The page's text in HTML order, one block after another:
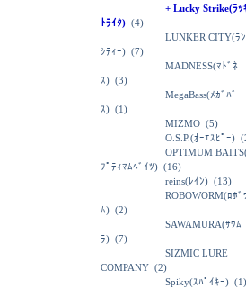
+ Lucky Strike(ﾗｯ
ﾄﾗｲｸ) (4)
LUNKER CITY(ﾗ
ｼﾃｨｰ) (7)
MADNESS(ﾏﾄﾞﾈ
ｽ) (3)
MegaBass(ﾒｶﾞﾊﾞ
ｽ) (1)
MIZMO (5)
O.S.P.(ｵｰｴｽﾋﾟｰ)
OPTIMUM
ﾌﾟﾃｨﾏﾑﾍﾞｲﾂ) (16)
reins(ﾚｲﾝ) (13)
ROBOWORM(ﾛﾎﾞ
ﾑ) (2)
SAWAMURA(ｻﾜﾑ
ﾗ) (7)
SIZMIC LURE
COMPANY (2)
Spiky(ｽﾊﾟｲｷｰ) (1)